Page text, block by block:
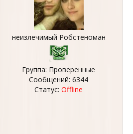
неизлечимый Робстеноман
Группа: Проверенные
Сообщений: 6344
Статус: Offline